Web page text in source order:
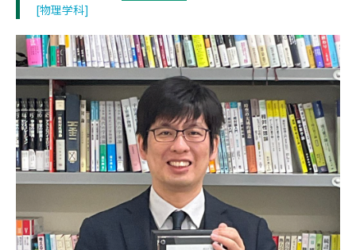
[物理学科]